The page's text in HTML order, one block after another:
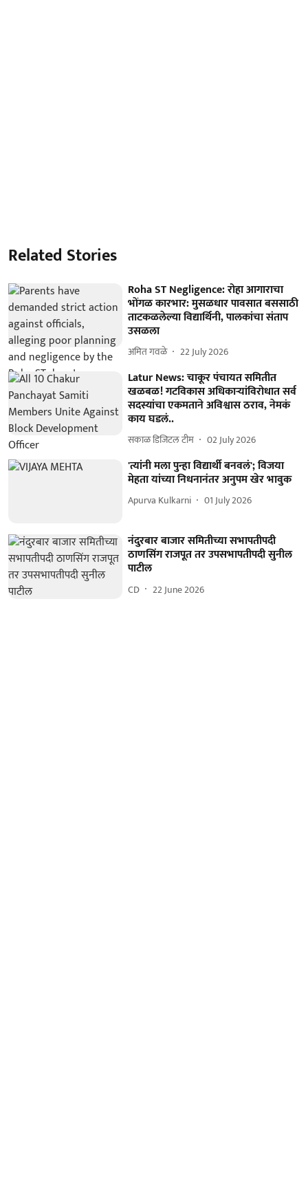
Related Stories
Roha ST Negligence: रोहा आगाराचा
भोंगळ कारभार: मुसळधार पावसात बससाठी
ताटकळलेल्या विद्यार्थिनी, पालकांचा संताप
उसळला
अमित गवळे 22 July 2026
Latur News: चाकूर पंचायत समितीत
खळबळ! गटविकास अधिकाऱ्यांविरोधात सर्व
सदस्यांचा एकमताने अविश्वास ठराव, नेमकं
काय घडलं..
सकाळ डिजिटल टीम 02 July 2026
'त्यांनी मला पुन्हा विद्यार्थी बनवलं'; विजया
मेहता यांच्या निधनानंतर अनुपम खेर भावुक
Apurva Kulkarni 01 July 2026
नंदुरबार बाजार समितीच्या सभापतीपदी
ठाणसिंग राजपूत तर उपसभापतीपदी सुनील
पाटील
CD 22 June 2026